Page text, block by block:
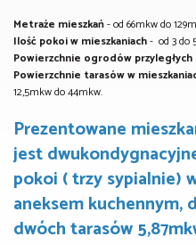
Metraże mieszkań- od 66mkw do
Ilość pokoi w mieszkaniach- od 3 do
Powierzchnie ogrodów przyległych
Powierzchnie tarasów w
12,5mkw do 44mkw.
Prezentowane
jest
pokoi ( trzy sypialnie)
aneksem kuchennym,
dwóch tarasów